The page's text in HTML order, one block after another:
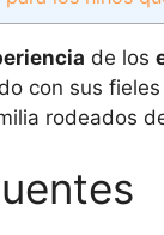
de los
con sus
rodeados